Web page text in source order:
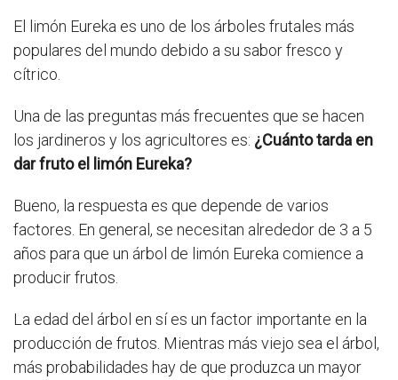
El limón Eureka es uno de los árboles frutales más
populares del mundo debido a su sabor fresco y
cítrico.
Una de las preguntas más frecuentes que se hacen
los jardineros y los agricultores es: ¿Cuánto tarda en
dar fruto el limón Eureka?
Bueno, la respuesta es que depende de varios
factores. En general, se necesitan alrededor de 3 a 5
años para que un árbol de limón Eureka comience a
producir frutos.
La edad del árbol en sí es un factor importante en la
producción de frutos. Mientras más viejo sea el árbol,
más probabilidades hay de que produzca un mayor